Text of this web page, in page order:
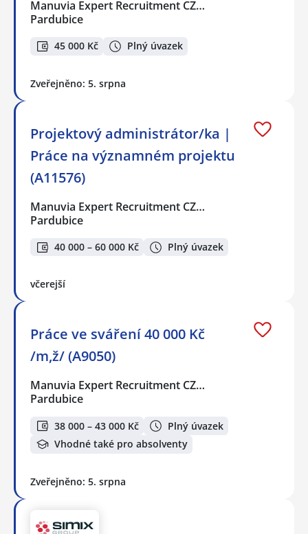
Manuvia Expert Recruitment CZ…
Pardubice
45 000 Kč Plný úvazek
Zveřejněno: 5. srpna
Projektový administrátor/ka |
Práce na významném projektu
(A11576)
Manuvia Expert Recruitment CZ…
Pardubice
40 000 – 60 000 Kč Plný úvazek
včerejší
Práce ve sváření 40 000 Kč
/m,ž/ (A9050)
Manuvia Expert Recruitment CZ…
Pardubice
38 000 – 43 000 Kč
Plný úvazek
Vhodné také pro absolventy
Zveřejněno: 5. srpna